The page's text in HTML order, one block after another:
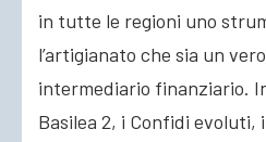
in tutte le regioni uno
l’artigianato che sia un
intermediario finanziario.
Basilea 2, i Confidi evoluti,